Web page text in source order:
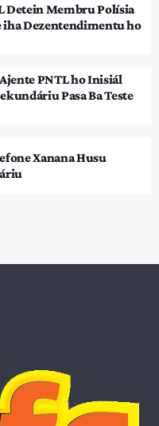
Detein Membru Polísia
iha Dezentendimentu ho
PNTL ho Inisiál
Pasa Ba Teste
Xanana Husu